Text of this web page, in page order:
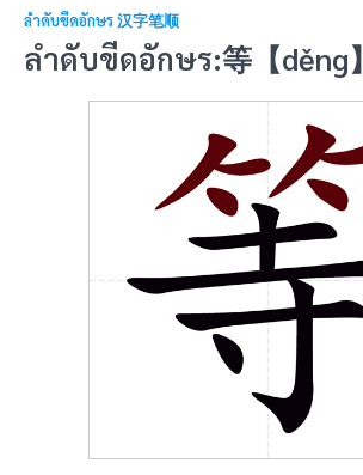
ลำดับขีดอักษร 汉字笔顺
ลำดับขีดอักษร:等【děng】